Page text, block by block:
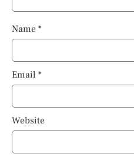
Name *
Email *
Website